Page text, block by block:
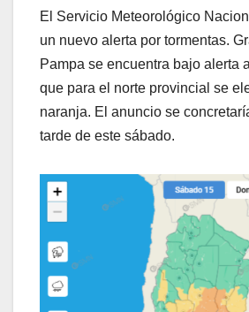
El Servicio Meteorológico
un nuevo alerta por tormentas.
Pampa se encuentra bajo alerta
que para el norte provincial se
naranja. El anuncio se
tarde de este sábado.